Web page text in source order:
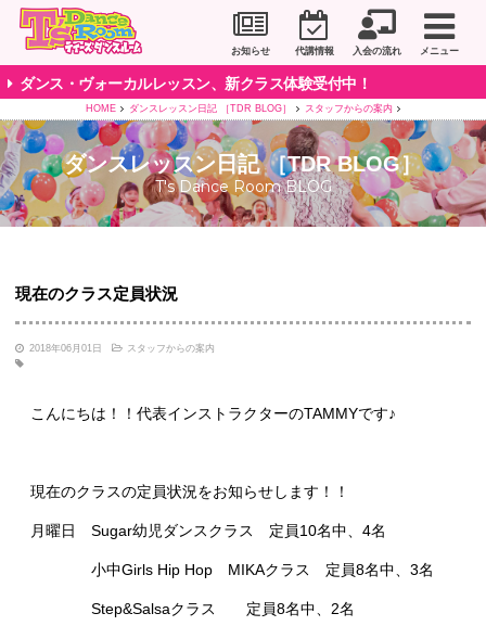
川崎市のダンススタジオ＆ボーカルスクール「
お知らせ 代講情報 入会の流れ メニュー
ダンス・ヴォーカルレッスン、新クラス体験受付中！
HOME ダンスレッスン日記 ［TDR BLOG］ スタッフからの案内
ダンスレッスン日記 ［TDR BLOG］
T's Dance Room BLOG
現在のクラス定員状況
2018年06月01日 スタッフからの案内
こんにちは！！代表インストラクターのTAMMYです♪
現在のクラスの定員状況をお知らせします！！
月曜日 Sugar幼児ダンスクラス 定員10名中、4名
小中Girls Hip Hop MIKAクラス 定員8名中、3名
Step&Salsaクラス 定員8名中、2名